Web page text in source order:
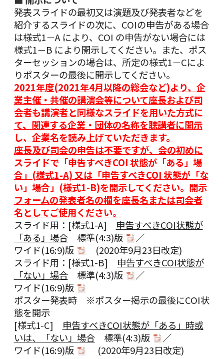
発表スライドの最初又は演題及び発表者などを
紹介するスライドの次に、COIの申告がある場合
は様式1－A により、COI の申告がない場合には
様式1－B により開示してください。また、ポス
ターセッションの場合は、所定の様式1－Cによ
りポスターの最後に開示してください。
2021年度(2021年4月以降の総会など)より、企
業主催・共催の講演会等について座長および司
会者も講演者と同様なスライドを用いた方式に
て、関連する企業・団体の名称を聴講者に開示
し、企業名を読み上げていただきます。
座長及び司会の申告は不要ですが、会の初めに
スライドで「申告すべきCOI 状態が「ある」場
合」(様式1-A) 又は「申告すべきCOI 状態が「な
い」場合」(様式1-B)を開示してください。開示
フォームの発表者名の欄を座長名または司会者
名としてご使用ください。
スライド用：[様式1-A] 申告すべきCOI状態が
「ある」場合
標準(4:3)版
／
ワイド(16:9)版
(2020年9月23日改定)
スライド用：[様式1-B] 申告すべきCOI状態が
「ない」場合
標準(4:3)版
／
ワイド(16:9)版
ポスター発表時 ※ポスター掲示の最後にCOI状
態を開示
[様式1-C] 申告すべきCOI状態が「ある」時或
いは、「ない」場合
標準(4:3)版
／
ワイド(16:9)版
(2020年9月23日改定)